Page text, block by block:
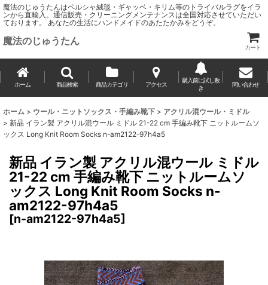
魔法のじゅうたんはペルシャ絨毯・ギャッベ・キリム等のトライバルラグをイラ
ンから直輸入。通信販売・クリーニングメンテナンスは全国対応させていただい
ております。 あなたの生活にハンドメイドのあたたかみをどうぞ。
魔法のじゅうたん
カート
ホーム 商品検索 商品カテゴリ アクセス
購入前に試し敷
き
問い合わせ
ホーム > ウール・ニットソックス・手編み靴下 > アクリル混ウール・ミドル
> 新品 イラン製 アクリル混ウール ミドル 21-22 cm 手編み靴下 ニットルームソ
ックス Long Knit Room Socks n-am2122-97h4a5
新品 イラン製 アクリル混ウール ミドル
21-22 cm 手編み靴下 ニットルームソ
ックス Long Knit Room Socks n-
am2122-97h4a5
[n-am2122-97h4a5]